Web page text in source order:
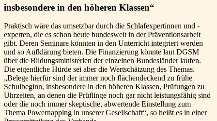
insbesondere in den höheren Klassen“
Praktisch wäre das umsetzbar durch die Schlafexpertinnen und -
experten, die es schon heute bundesweit in der Präventionsarbeit
gibt. Deren Seminare könnten in den Unterricht integriert werden
und so Aufklärung bieten. Die Finanzierung könnte laut DGSM
über die Bildungsministerien der einzelnen Bundesländer laufen.
Die eigentliche Hürde sei aber die Wertschätzung des Themas.
„Belege hierfür sind der immer noch flächendeckend zu frühe
Schulbeginn, insbesondere in den höheren Klassen, Prüfungen zu
Uhrzeiten, an denen die Prüflinge noch gar nicht leistungsfähig sind
oder die noch immer skeptische, abwertende Einstellung zum
Thema Powernapping in unserer Gesellschaft“, so heißt es in einer